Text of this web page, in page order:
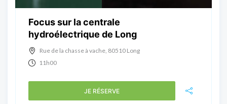
Focus sur la centrale
hydroélectrique de Long
Rue de la chasse à vache, 80510 Long
11h00
JE RÉSERVE